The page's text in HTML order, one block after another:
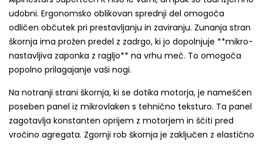
udobni. Ergonomsko oblikovan sprednji del omogoča
odličen občutek pri prestavljanju in zaviranju. Zunanja stran
škornja ima prožen predel z zadrgo, ki jo dopolnjuje **mikro-
nastavljiva zaponka z ragljo** na vrhu meč. To omogoča
popolno prilagajanje vaši nogi.
Na notranji strani škornja, ki se dotika motorja, je nameščen
poseben panel iz mikrovlaken s tehnično teksturo. Ta panel
zagotavlja konstanten oprijem z motorjem in ščiti pred
vročino agregata. Zgornji rob škornja je zaključen z elastično